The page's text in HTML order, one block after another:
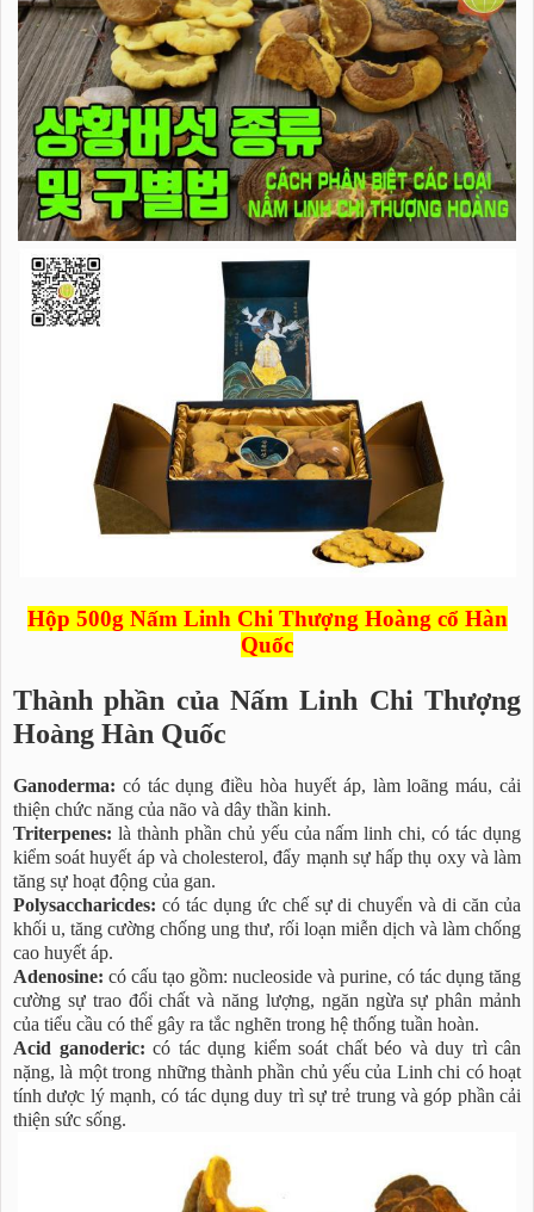
Hộp 500g Nấm Linh Chi Thượng Hoàng cổ Hàn
Quốc
Thành phần của Nấm Linh Chi Thượng
Hoàng Hàn Quốc
Ganoderma: có tác dụng điều hòa huyết áp, làm loãng máu, cải
thiện chức năng của não và dây thần kinh.
Triterpenes: là thành phần chủ yếu của nấm linh chi, có tác dụng
kiểm soát huyết áp và cholesterol, đẩy mạnh sự hấp thụ oxy và làm
tăng sự hoạt động của gan.
Polysaccharicdes: có tác dụng ức chế sự di chuyển và di căn của
khối u, tăng cường chống ung thư, rối loạn miễn dịch và làm chống
cao huyết áp.
Adenosine: có cấu tạo gồm: nucleoside và purine, có tác dụng tăng
cường sự trao đổi chất và năng lượng, ngăn ngừa sự phân mảnh
của tiểu cầu có thể gây ra tắc nghẽn trong hệ thống tuần hoàn.
Acid ganoderic: có tác dụng kiểm soát chất béo và duy trì cân
nặng, là một trong những thành phần chủ yếu của Linh chi có hoạt
tính dược lý mạnh, có tác dụng duy trì sự trẻ trung và góp phần cải
thiện sức sống.